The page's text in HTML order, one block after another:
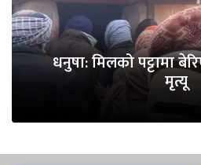
धनुषा: मिलको पट्टामा
मृत्यू